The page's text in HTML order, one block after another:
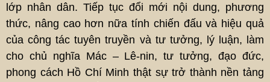
lớp nhân dân. Tiếp tục đổi mới nội dung, phương
thức, nâng cao hơn nữa tính chiến đấu và hiệu quả
của công tác tuyên truyền và tư tưởng, lý luận, làm
cho chủ nghĩa Mác – Lê-nin, tư tưởng, đạo đức,
phong cách Hồ Chí Minh thật sự trở thành nền tảng